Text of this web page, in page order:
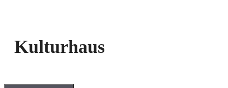
Kulturhaus